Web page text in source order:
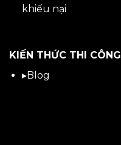
khiếu nại
KIẾN THỨC THI CÔNG
▸Blog